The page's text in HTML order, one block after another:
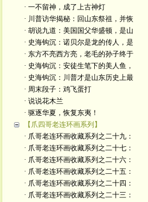
· 一不留神，成了上古神灯
· 川普访华揭秘：回山东祭祖，并恢
· 胡说九道：美国国父华盛顿，是山
· 史海钩沉：诺贝尔是龙的传人，是
· 东方不亮西方亮，老毛的孙子终于
· 史海钩沉：安徒生笔下的美人鱼，
· 史海钩沉：川普才是山东历史上最
· 周末段子：鸡飞蛋打
· 说说花木兰
· 驱逐华夏，恢复东夷！
【爪四哥老连环画系列】
· 爪哥老连环画收藏系列之二十九：
· 爪哥老连环画收藏系列之二十七：
· 爪哥老连环画收藏系列之二十六：
· 爪哥老连环画收藏系列之二十五：
· 爪哥老连环画收藏系列之二十四：
· 爪哥老连环画收藏系列之二十三：